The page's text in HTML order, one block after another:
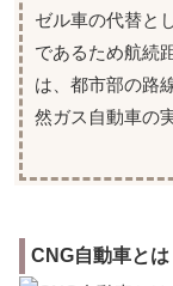
ゼル車の代替と
であるため航続
は、都市部の路
然ガス自動車の
CNG自動車とは